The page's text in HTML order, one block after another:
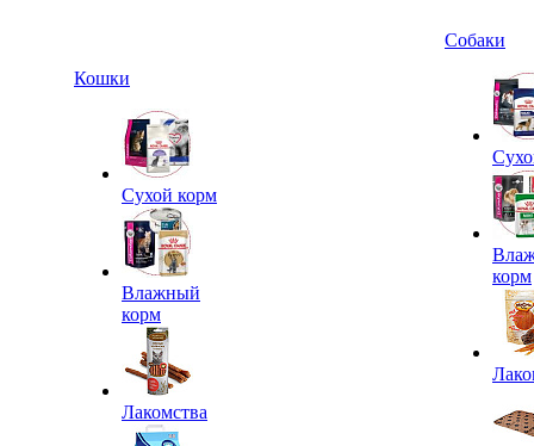
Кошки
Сухой корм
Влажный
корм
Лакомства
Собаки
корм